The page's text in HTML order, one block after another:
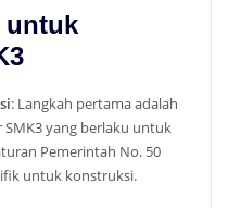
untuk
: Langkah pertama adalah
yang berlaku untuk
Pemerintah No. 50
untuk konstruksi.